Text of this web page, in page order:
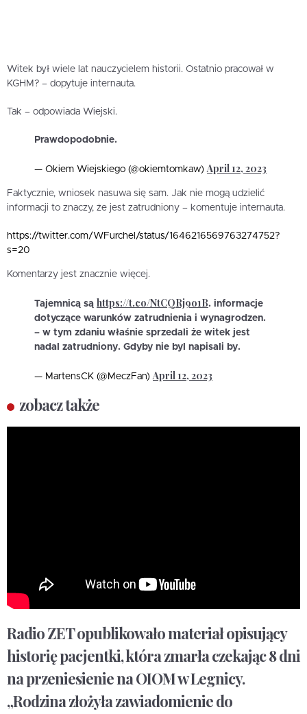
Witek był wiele lat nauczycielem historii. Ostatnio pracował w
KGHM? – dopytuje internauta.
Tak – odpowiada Wiejski.
Prawdopodobnie.
— Okiem Wiejskiego (@okiemtomkaw) April 12, 2023
Faktycznie, wniosek nasuwa się sam. Jak nie mogą udzielić
informacji to znaczy, że jest zatrudniony – komentuje internauta.
https://twitter.com/WFurchel/status/1646216569763274752?
s=20
Komentarzy jest znacznie więcej.
Tajemnicą są https://t.co/NtCQRj9o1B. informacje
dotyczące warunków zatrudnienia i wynagrodzen.
– w tym zdaniu właśnie sprzedali że witek jest
nadal zatrudniony. Gdyby nie byl napisali by.
— MartensCK (@MeczFan) April 12, 2023
zobacz także
Radio ZET opublikowało materiał opisujący
historię pacjentki, która zmarła czekając 8 dni
na przeniesienie na OIOM w Legnicy.
„Rodzina złożyła zawiadomienie do